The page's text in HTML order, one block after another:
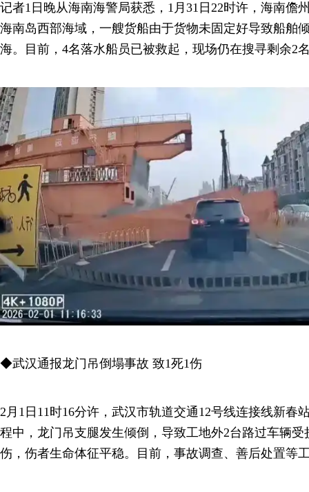
记者1日晚从海南海警局获悉，1月31日22时许，海南儋
海南岛西部海域，一艘货船由于货物未固定好导致船舶
海。目前，4名落水船员已被救起，现场仍在搜寻剩余2
◆武汉通报龙门吊倒塌事故 致1死1伤
2月1日11时16分许，武汉市轨道交通12号线连接线新春
程中，龙门吊支腿发生倾倒，导致工地外2台路过车辆受
伤，伤者生命体征平稳。目前，事故调查、善后处置等